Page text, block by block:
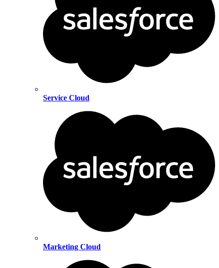
Service Cloud
Marketing Cloud